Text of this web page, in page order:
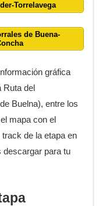
Torrelavega
de Buena-
gráfica
Ruta del
Buelna), entre los
mapa con el
de la etapa en
descargar para tu